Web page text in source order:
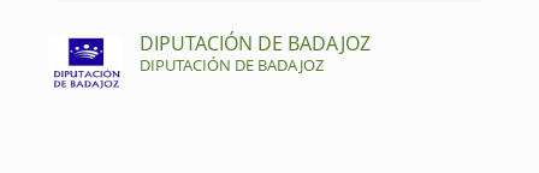
DIPUTACIÓN DE BADAJOZ
DIPUTACIÓN DE BADAJOZ